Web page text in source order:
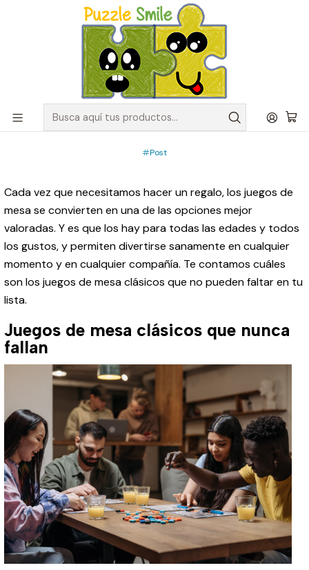
Envíos GRATIS para pedidos sobre $50.000 en Regiones de la
10 juegos de mesa clásicos para todas las edades
PUBLICADO EL 26/12/2022
10 juegos de mesa clásicos para
todas las edades
Post
Cada vez que necesitamos hacer un regalo, los juegos de
mesa se convierten en una de las opciones mejor
valoradas. Y es que los hay para todas las edades y todos
los gustos, y permiten divertirse sanamente en cualquier
momento y en cualquier compañía. Te contamos cuáles
son los juegos de mesa clásicos que no pueden faltar en tu
lista.
Juegos de mesa clásicos que nunca
fallan